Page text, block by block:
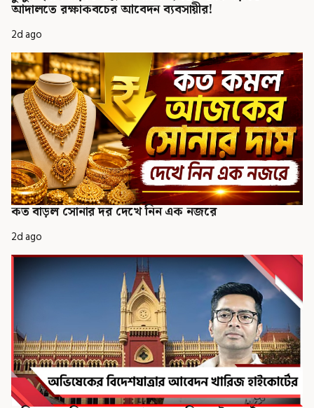
আদালতে রক্ষাকবচের আবেদন ব্যবসায়ীর!
2d ago
কত বাড়ল সোনার দর দেখে নিন এক নজরে
2d ago